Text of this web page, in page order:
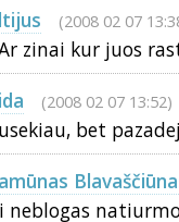
(2008 02 07
zinai kur juos
(2008 02 07 13:52)
bet
neblogas